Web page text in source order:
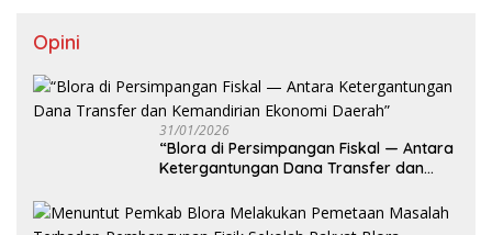
Opini
31/01/2026
‎“Blora di Persimpangan Fiskal — Antara
Ketergantungan Dana Transfer dan